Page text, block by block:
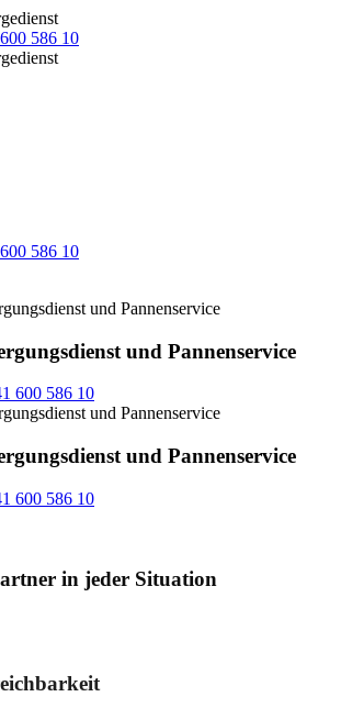
586 10
586 10
und Pannenservice
600 586 10
und Pannenservice
600 586 10
in jeder Situation